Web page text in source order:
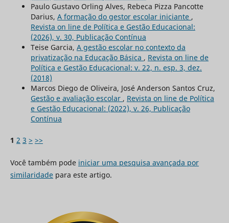
Paulo Gustavo Orling Alves, Rebeca Pizza Pancotte
Darius, A formação do gestor escolar iniciante ,
Revista on line de Política e Gestão Educacional:
(2026), v. 30, Publicação Contínua
Teise Garcia, A gestão escolar no contexto da
privatização na Educação Básica , Revista on line de
Política e Gestão Educacional: v. 22, n. esp. 3, dez.
(2018)
Marcos Diego de Oliveira, José Anderson Santos Cruz,
Gestão e avaliação escolar , Revista on line de Política
e Gestão Educacional: (2022), v. 26, Publicação
Contínua
1 2 3 > >>
Você também pode iniciar uma pesquisa avançada por
similaridadepara este artigo.